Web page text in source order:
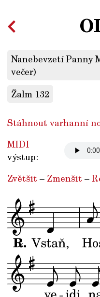
Nanebevzetí Panny
večer)
Žalm 132
Stáhnout varhanní
MIDI
výstup:
Zvětšit – Zmenšit –